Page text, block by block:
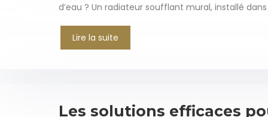
d’eau ? Un radiateur soufflant mural, installé
Lire la suite
Les solutions efficaces